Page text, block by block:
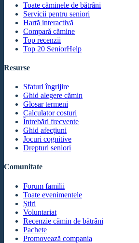
Toate căminele de bătrâni
Servicii pentru seniori
Hartă interactivă
Compară cămine
Top recenzii
Top 20 SeniorHelp
Resurse
Sfaturi îngrijire
Ghid alegere cămin
Glosar termeni
Calculator costuri
Întrebări frecvente
Ghid afecțiuni
Jocuri cognitive
Drepturi seniori
Comunitate
Forum familii
Toate evenimentele
Știri
Voluntariat
Recenzie cămin de bătrâni
Pachete
Promovează compania